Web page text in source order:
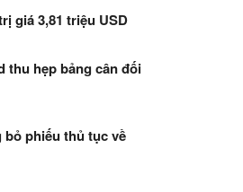
giá 3,81 triệu USD
thu hẹp bảng cân đối
phiếu thủ tục về